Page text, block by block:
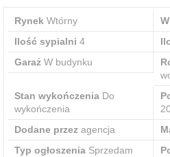
Rynek Wtórny
Ilość sypialni 4
Garaż W budynku
Stan wykończenia Do
wykończenia
20
Dodane przez agencja
Typ ogłoszenia Sprzedam